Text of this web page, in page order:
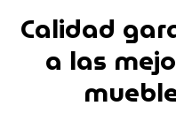
Calidad
a las